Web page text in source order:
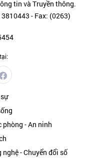
tin và Truyền thông.
- Fax: (0263)
phòng - An ninh
nghệ - Chuyển đổi số